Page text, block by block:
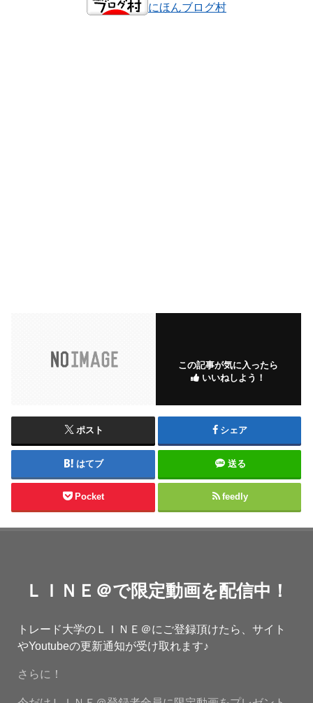
にほんブログ村
この記事が気に入ったら
いいねしよう！
ポスト シェア
はてブ 送る
Pocket feedly
ＬＩＮＥ＠で限定動画を配信中！
トレード大学のＬＩＮＥ＠にご登録頂けたら、サイト
やYoutubeの更新通知が受け取れます♪
さらに！